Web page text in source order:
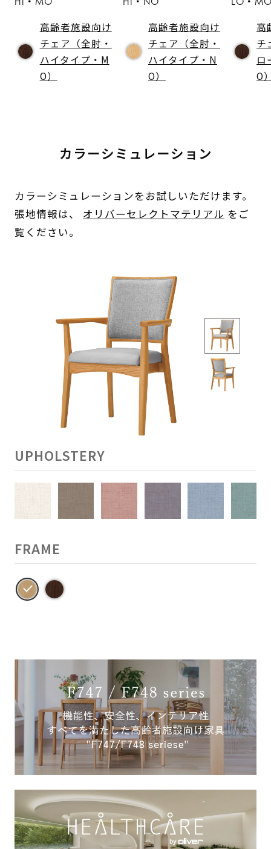
高齢者施設向け
チェア（全肘・
ハイタイプ・M
O）
高齢者施設向け
チェア（全肘・
ハイタイプ・N
O）
高
チ
ロ
O
カラーシミュレーション
カラーシミュレーションをお試しいただけます。
張地情報は、 オリバーセレクトマテリアル をご
覧ください。
UPHOLSTERY
FRAME